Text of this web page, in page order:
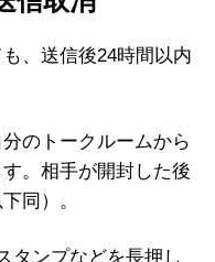
、送信後24時間以内
のトークルームから
。相手が開封した後
同）。
タンプなどを長押し